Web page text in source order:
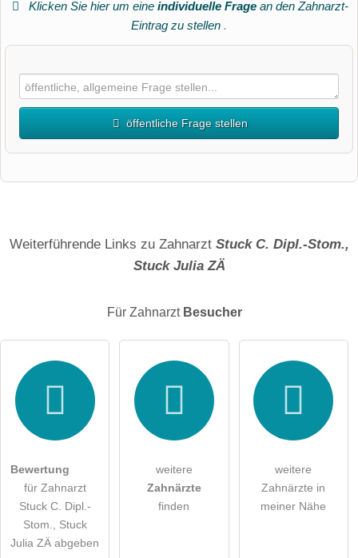
Klicken Sie hier um eine individuelle Fragean den Zahnarzt-
Eintrag zu stellen .
öffentliche Frage stellen
Hiermit akzeptiere ich die .
Die Datenschutzerklärunghabe ich zur Kenntnis genommen.
Besucher sichtbar
Klicken Sie hier um eine
Weiterführende Links zu Zahnarzt Stuck C. Dipl.-Stom.,
Stuck Julia ZÄ
Für Zahnarzt Besucher
Bewertung
für Zahnarzt
Stuck C. Dipl.-
Stom., Stuck
Julia ZÄ abgeben
weitere
Zahnärzte
finden
weitere
Zahnärzte in
meiner Nähe